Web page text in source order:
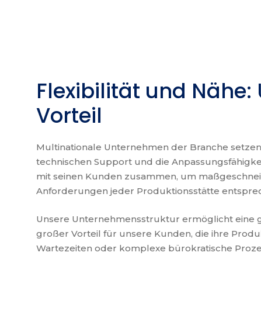
Flexibilität und
Vorteil
Multinationale Unternehmen der Branche
technischen Support und die
mit seinen Kunden zusammen, um
Anforderungen jeder Produktionsstätte
Unsere Unternehmensstruktur ermöglicht eine
großer Vorteil für unsere Kunden, die ihre
Wartezeiten oder komplexe bürokratische